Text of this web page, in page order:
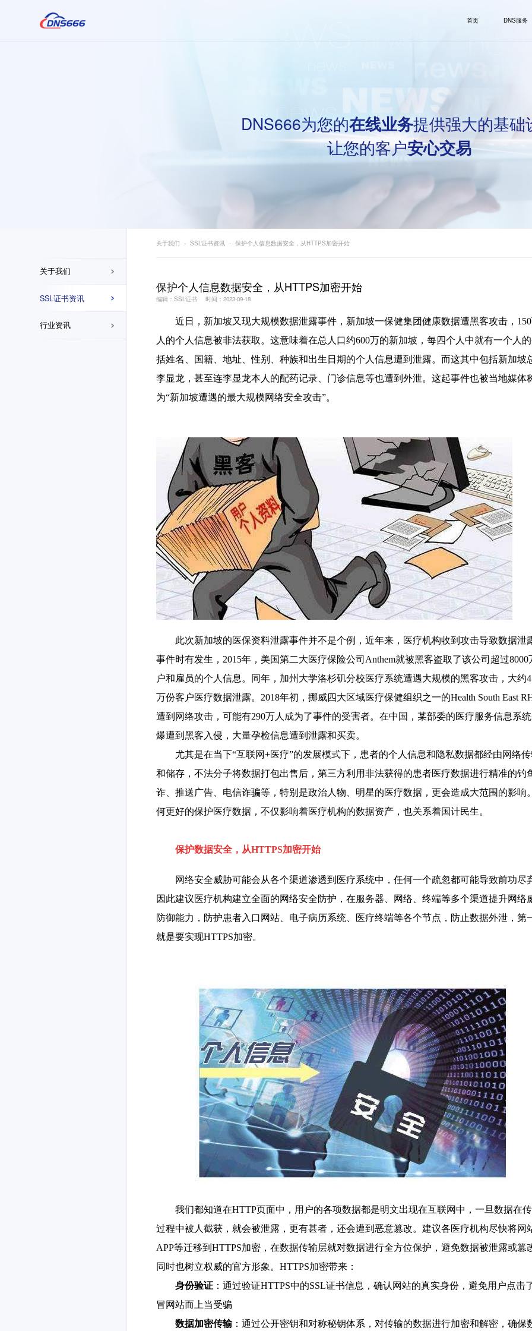
首页 DNS服务
DNS666为您的在线业务提供强大的基础
让您的客户安心交易
关于我们
SSL证书资讯
行业资讯
关于我们 SSL证书资讯 保护个人信息数据安全，从HTTPS加密开始
保护个人信息数据安全，从HTTPS加密开始
编辑：SSL证书 时间：2023-09-18
近日，新加坡又现大规模数据泄露事件，新加坡一保健集团健康数据遭黑客攻击，
人的个人信息被非法获取。这意味着在总人口约600万的新加坡，每四个人中就有一个人
括姓名、国籍、地址、性别、种族和出生日期的个人信息遭到泄露。而这其中包括新加坡
李显龙，甚至连李显龙本人的配药记录、门诊信息等也遭到外泄。这起事件也被当地媒体
为“新加坡遭遇的最大规模网络安全攻击”。
此次新加坡的医保资料泄露事件并不是个例，近年来，医疗机构收到攻击导致数据泄
事件时有发生， 2015年，美国第二大医疗保险公司Anthem就被黑客盗取了该公司超过8000
户和雇员的个人信息。同年，加州大学洛杉矶分校医疗系统遭遇大规模的黑客攻击，大约
万份客户医疗数据泄露。2018年初，挪威四大区域医疗保健组织之一的Health South East
遭到网络攻击，可能有290万人成为了事件的受害者。在中国，某部委的医疗服务信息系
爆遭到黑客入侵，大量孕检信息遭到泄露和买卖。
尤其是在当下“互联网+医疗”的发展模式下，患者的个人信息和隐私数据都经由网络传
和储存，不法分子将数据打包出售后，第三方利用非法获得的患者医疗数据进行精准的钓
诈、推送广告、电信诈骗等，特别是政治人物、明星的医疗数据，更会造成大范围的影响
何更好的保护医疗数据，不仅影响着医疗机构的数据资产，也关系着国计民生。
保护数据安全，从HTTPS加密开始
网络安全威胁可能会从各个渠道渗透到医疗系统中，任何一个疏忽都可能导致前功尽
因此建议医疗机构建立全面的网络安全防护，在服务器、网络、终端等多个渠道提升网络
防御能力，防护患者入口网站、电子病历系统、医疗终端等各个节点，防止数据外泄，第
就是要实现HTTPS加密。
我们都知道在HTTP页面中，用户的各项数据都是明文出现在互联网中，一旦数据在
过程中被人截获，就会被泄露，更有甚者，还会遭到恶意篡改。建议各医疗机构尽快将网
APP等迁移到HTTPS加密，在数据传输层就对数据进行全方位保护，避免数据被泄露或篡
同时也树立权威的官方形象。HTTPS加密带来：
身份验证 ：通过验证HTTPS中的SSL证书信息，确认网站的真实身份，避免用户点击
冒网站而上当受骗
数据加密传输：通过公开密钥和对称秘钥体系，对传输的数据进行加密和解密，确保